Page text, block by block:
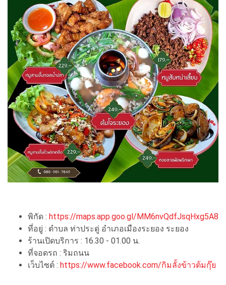
พิกัด : https://maps.app.goo.gl/MM6nvQdfJsqHxg5A8
ที่อยู่ : ตำบล ท่าประดู่ อำเภอเมืองระยอง ระยอง
ร้านเปิดบริการ : 16.30 - 01.00 น.
ที่จอดรถ : ริมถนน
เว็บไซต์ : https://www.facebook.com/กิมลั้งข้าวต้มกุ๊ย